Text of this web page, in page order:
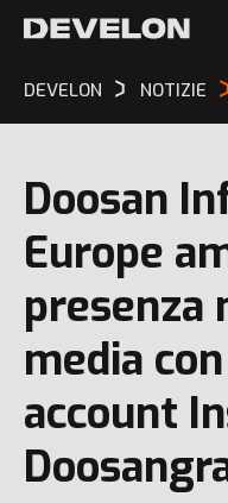
DEVELON NOTIZIE
Doosan
Europe
presenza
media
account